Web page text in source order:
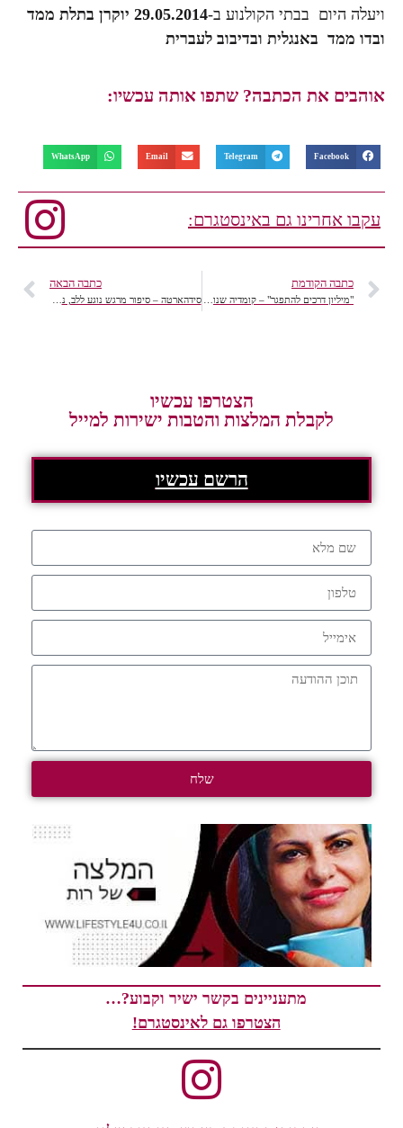
ויעלה היום בבתי הקולנוע ב-29.05.2014 יוקרן בתלת ממד
ובדו ממד באנגלית ובדיבוב לעברית
אוהבים את הכתבה? שתפו אותה עכשיו:
Facebook
Telegram
Email
WhatsApp
עקבו אחרינו גם באינסטגרם:
כתבה הקודמת כתבה הבאה
הצטרפו עכשיו
לקבלת המלצות והטבות ישירות למייל
הרשם עכשיו
שלח
מתעניינים בקשר ישיר וקבוע?…
הצטרפו גם לאינסטגרם!